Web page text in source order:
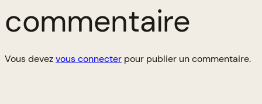
commentaire
Vous devezvous connecter pour publier un commentaire.